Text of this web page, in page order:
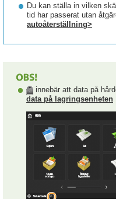
Du kan ställa in vilken
tid har passerat utan
autoåterställning>
innebär att data på
data på lagringsenheten